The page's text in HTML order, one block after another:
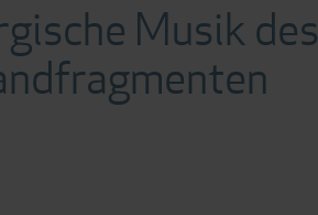
Musik des